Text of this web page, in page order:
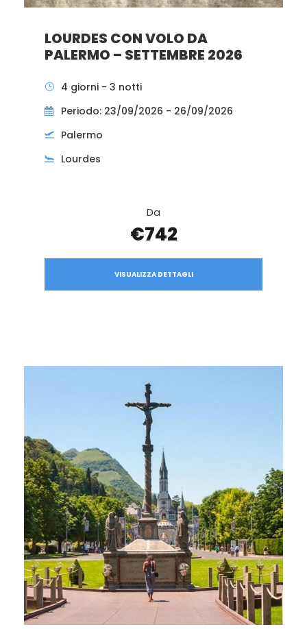
LOURDES CON VOLO DA
PALERMO – SETTEMBRE 2026
4 giorni - 3 notti
Periodo: 23/09/2026 - 26/09/2026
Palermo
Lourdes
Da
€742
VISUALIZZA DETTAGLI